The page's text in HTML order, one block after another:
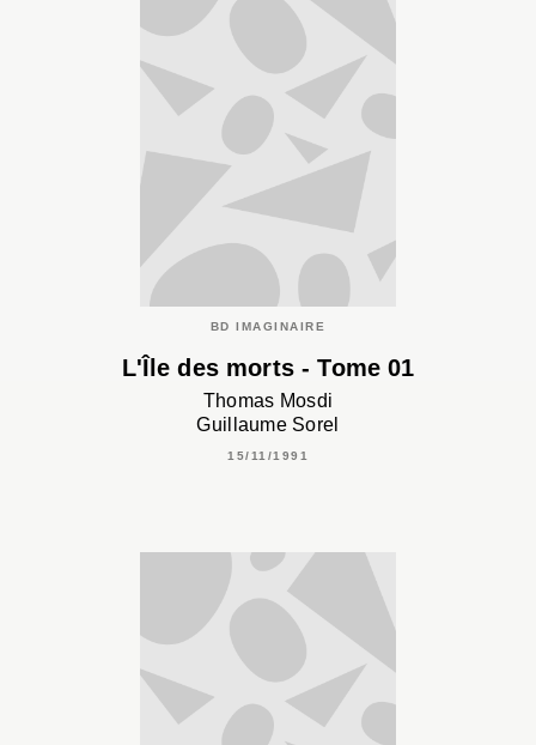
BD IMAGINAIRE
L'Île des morts - Tome 01
Thomas Mosdi
Guillaume Sorel
15/11/1991